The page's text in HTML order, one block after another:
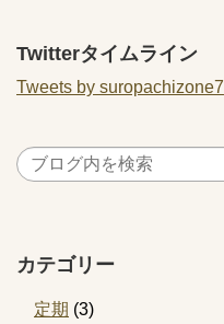
Twitterタイムライン
Tweets by suropachizone7
カテゴリー
定期 (3)